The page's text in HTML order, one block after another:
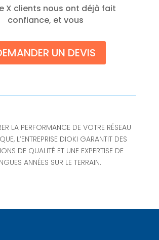
X clients nous ont déjà fait
confiance, et vous
UN DEVIS
LA PERFORMANCE DE VOTRE RÉSEAU
L’ENTREPRISE DIOKI GARANTIT DES
DE QUALITÉ ET UNE EXPERTISE DE
ANNÉES SUR LE TERRAIN.